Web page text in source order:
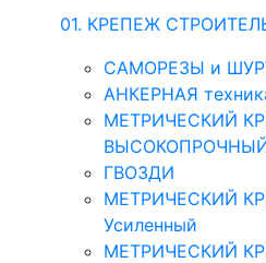
01. КРЕПЕЖ
САМОРЕЗЫ и
АНКЕРНАЯ
МЕТРИЧЕСКИЙ
ГВОЗДИ
МЕТРИЧЕСКИЙ
Усиленный
МЕТРИЧЕСКИЙ